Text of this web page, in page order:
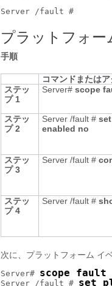
プラットフォ
手順
コマンドまたは
ステッ
プ 1
Server# scope
ステッ
プ 2
Server /fault # set
enabled no
ステッ
プ 3
Server /fault #
ステッ
プ 4
Server /fault #
次に、プラットフォーム イ
Server# scope fault
Server /fault # set